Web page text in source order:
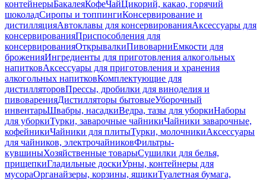
контейнерыБакалеяКофеЧайЦикорий, какао, горячий
шоколадСиропы и топпингиКонсервирование и
дистилляцияАвтоклавы для консервированияАксессуары для
консервированияПриспособления для
консервированияОткрывалкиПивоварниЕмкости для
броженияИнгредиенты для приготовления алкогольных
напитковАксессуары для приготовления и хранения
алкогольных напитковКомплектующие для
дистилляторовПрессы, дробилки для виноделия и
пивоваренияДистилляторы бытовыеУборочный
инвентарьШвабры, насадкиВедра, тазы для уборкиНаборы
для уборкиТурки, заварочные чайникиЧайники заварочные,
кофейникиЧайники для плитыТурки, молочникиАксессуары
для чайников, электрочайниковФильтры-
кувшиныХозяйственные товарыСушилки для белья,
прищепкиГладильные доскиУрны, контейнеры для
мусораОрганайзеры, корзины, ящикиТуалетная бумага,